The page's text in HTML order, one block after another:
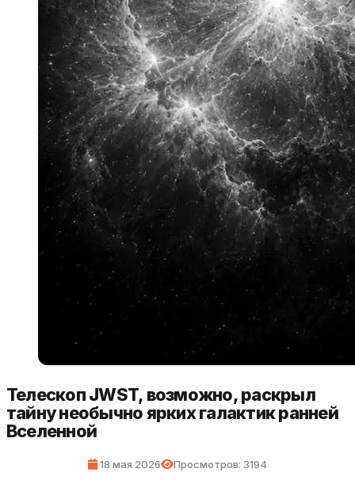
Телескоп JWST, возможно, раскрыл
тайну необычно ярких галактик ранней
Вселенной
18 мая 2026 Просмотров: 3194